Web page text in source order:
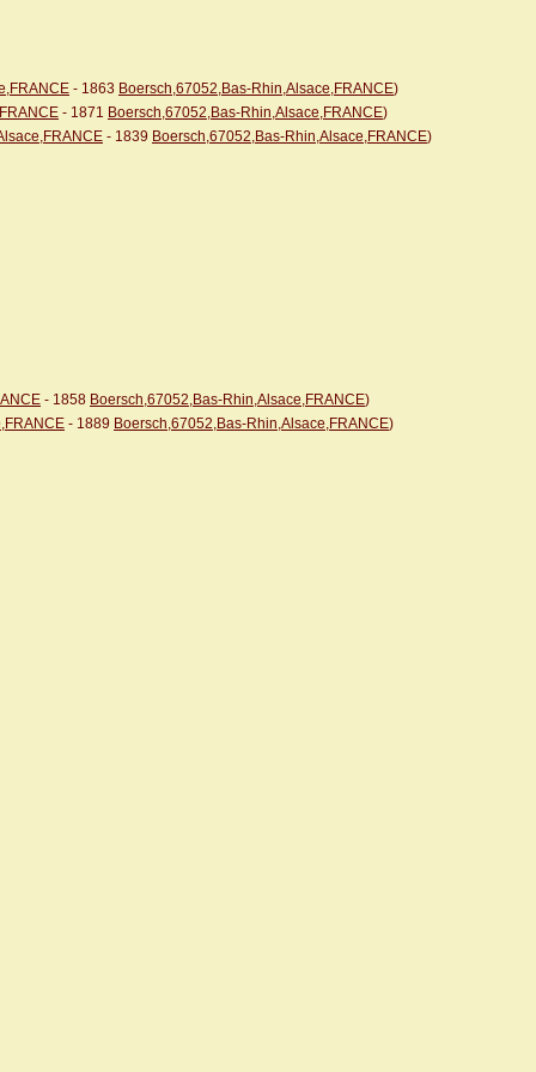
- 1863 Boersch,67052,Bas-Rhin,Alsace,FRANCE)
- 1871 Boersch,67052,Bas-Rhin,Alsace,FRANCE)
- 1839 Boersch,67052,Bas-Rhin,Alsace,FRANCE)
- 1858 Boersch,67052,Bas-Rhin,Alsace,FRANCE)
- 1889 Boersch,67052,Bas-Rhin,Alsace,FRANCE)